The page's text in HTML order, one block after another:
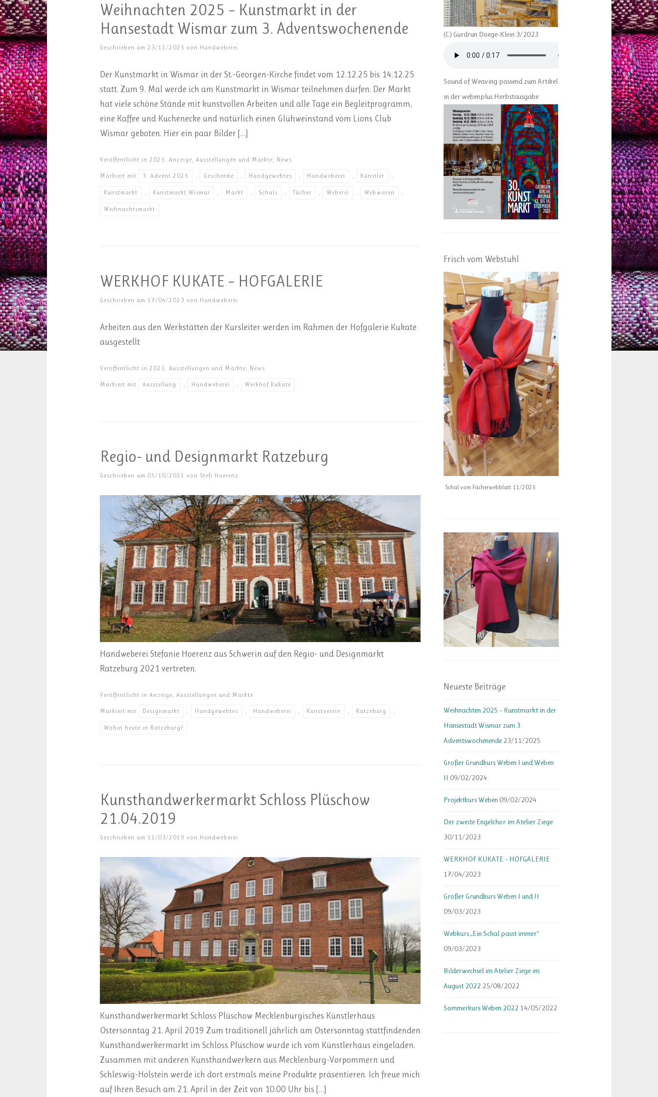
Weihnachten 2025 – Kunstmarkt in der
Hansestadt Wismar zum 3. Adventswochenende
Geschrieben am 23/11/2025 von Handweberei
Der Kunstmarkt in Wismar in der St.-Georgen-Kirche findet vom 12.12.25 bis 14.12.25
statt. Zum 9. Mal werde ich am Kunstmarkt in Wismar teilnehmen dürfen. Der Markt
hat viele schöne Stände mit kunstvollen Arbeiten und alle Tage ein Begleitprogramm,
eine Kaffee und Kuchenecke und natürlich einen Glühweinstand vom Lions Club
Wismar geboten. Hier ein paar Bilder […]
Veröffentlicht in 2025 , Anzeige, Ausstellungen und Märkte, News
Markiert mit 3. Advent 2025 , Geschenke , Handgewebtes , Handweberei , Künstler ,
Kunstmarkt , Kunstmarkt Wismar , Markt , Schals , Tücher , Weberei , Webwaren ,
Weihnachtsmarkt
WERKHOF KUKATE – HOFGALERIE
Geschrieben am 17/04/2023 von Handweberei
Arbeiten aus den Werkstätten der Kursleiter werden im Rahmen der Hofgalerie Kukate
ausgestellt
Veröffentlicht in 2023 , Ausstellungen und Märkte, News
Markiert mit Ausstellung , Handweberei , Werkhof Kukate
Regio- und Designmarkt Ratzeburg
Geschrieben am 05/10/2021 von Stefi Hoerenz
Handweberei Stefanie Hoerenz aus Schwerin auf den Regio- und Designmarkt
Ratzeburg 2021 vertreten.
Veröffentlicht in Anzeige, Ausstellungen und Märkte
Markiert mit Designmarkt , Handgewebtes , Handweberei , Kunstverein , Ratzeburg ,
Wohin heute in Ratzeburg?
Kunsthandwerkermarkt Schloss Plüschow
21.04.2019
Geschrieben am 11/03/2019 von Handweberei
Kunsthandwerkermarkt Schloss Plüschow Mecklenburgisches Künstlerhaus
Ostersonntag 21. April 2019 Zum traditionell jährlich am Ostersonntag stattfindenden
Kunsthandwerkermarkt im Schloss Plüschow wurde ich vom Künstlerhaus eingeladen.
Zusammen mit anderen Kunsthandwerkern aus Mecklenburg-Vorpommern und
Schleswig-Holstein werde ich dort erstmals meine Produkte präsentieren. Ich freue mich
auf Ihren Besuch am 21. April in der Zeit von 10.00 Uhr bis […]
(C) Gurdrun Doege-Klein 3/2023
Sound of Weaving passend zum Artikel
in der webenplus Herbstausgabe
Frisch vom Webstuhl
Schal vom Fächerwebblatt 11/2025
Neueste Beiträge
Weihnachten 2025 – Kunstmarkt in der
Hansestadt Wismar zum 3.
Adventswochenende 23/11/2025
Großer Grundkurs Weben I und Weben
II 09/02/2024
Projektkurs Weben 09/02/2024
Der zweite Engelchor im Atelier Ziege
30/11/2023
WERKHOF KUKATE – HOFGALERIE
17/04/2023
Großer Grundkurs Weben I und II
09/03/2023
Webkurs „Ein Schal passt immer“
09/03/2023
Bilderwechsel im Atelier Ziege im
August 2022 25/08/2022
Sommerkurs Weben 2022 14/05/2022